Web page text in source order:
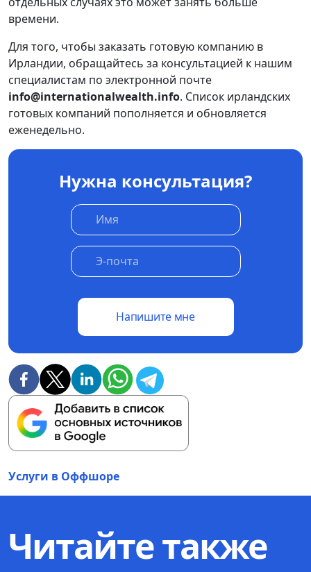
времени.
Для того, чтобы заказать готовую компанию в
Ирландии, обращайтесь за консультацией к нашим
специалистам по электронной почте
info@internationalwealth.info. Список ирландских
готовых компаний пополняется и обновляется
еженедельно.
Нужна консультация?
Напишите мне
Услуги в Оффшоре
Читайте также